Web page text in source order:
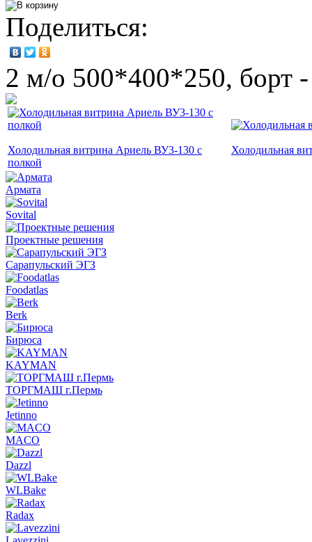
Поделиться:
2 м/о 500*400*250, борт -
Холодильная витрина Ариель ВУ3-130 с
полкой
Холодильная
Армата
Sovital
Проектные решения
Сарапульский ЭГЗ
Foodatlas
Berk
Бирюса
KAYMAN
ТОРГМАШ г.Пермь
Jetinno
MACO
Dazzl
WLBake
Radax